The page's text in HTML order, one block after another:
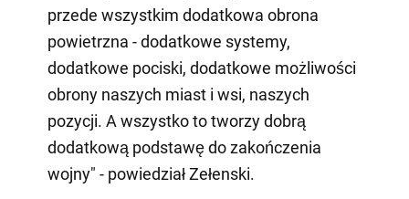
przede wszystkim dodatkowa obrona
powietrzna - dodatkowe systemy,
dodatkowe pociski, dodatkowe możliwości
obrony naszych miast i wsi, naszych
pozycji. A wszystko to tworzy dobrą
dodatkową podstawę do zakończenia
wojny" - powiedział Zełenski.